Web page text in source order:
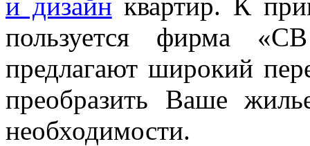
пользуется фирма
предлагают широкий
преобразить Ваше
необходимости.